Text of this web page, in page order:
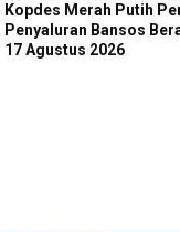
Kopdes Merah Putih
Penyaluran Bansos
17 Agustus 2026